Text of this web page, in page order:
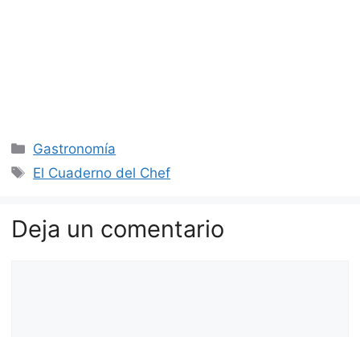
Categorías
Gastronomía
Etiquetas
El Cuaderno del Chef
Deja un comentario